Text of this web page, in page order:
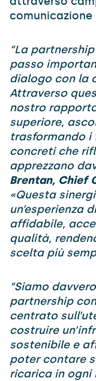
comunicazione
“La
passo
dialogo con la
Attraverso
nostro
superiore,
trasformando i
concreti che
apprezzano
Brentan, Chief
«Questa
un’esperienza
affidabile,
qualità,
scelta più
“Siamo
partnership
centrato
costruire
sostenibile e
poter contare
ricarica in ogni